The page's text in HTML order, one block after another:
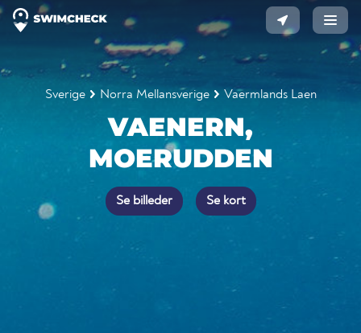
Sverige Norra Mellansverige Vaermlands Laen
VAENERN,
MOERUDDEN
Se billeder Se kort